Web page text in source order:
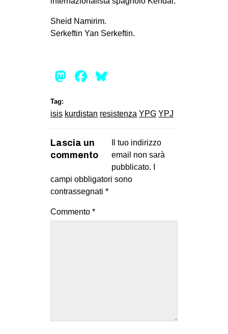
EVENTI
bsky
SEARCH
Sheid Namirim.
Serkeftin Yan Serkeftin.
Mastodon
Facebook
Tag:
isis kurdistan resistenza YPG YPJ
Lascia un
commento
Il tuo indirizzo
email non sarà
pubblicato.
campi obbligatori sono
contrassegnati *
Commento *